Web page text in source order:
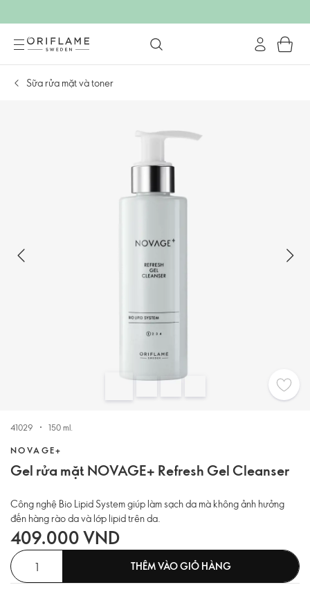
Sữa rửa mặt và toner
41029 150 ml.
NOVAGE+
Gel rửa mặt NOVAGE+ Refresh Gel Cleanser
Công nghệ Bio Lipid System giúp làm sạch da mà không ảnh hưởng
đến hàng rào da và lớp lipid trên da.
409.000 VND
THÊM VÀO GIỎ HÀNG